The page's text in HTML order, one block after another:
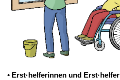
• Erst·helferinnen und Erst·helfer